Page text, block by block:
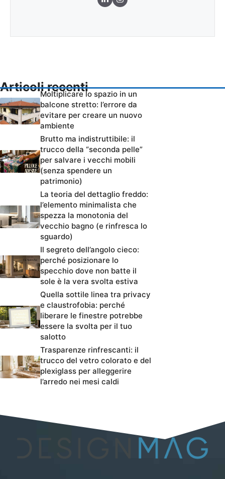
Articoli recenti
Moltiplicare lo spazio in un
balcone stretto: l’errore da
evitare per creare un nuovo
ambiente
Brutto ma indistruttibile: il
trucco della “seconda pelle”
per salvare i vecchi mobili
(senza spendere un
patrimonio)
La teoria del dettaglio freddo:
l’elemento minimalista che
spezza la monotonia del
vecchio bagno (e rinfresca lo
sguardo)
Il segreto dell’angolo cieco:
perché posizionare lo
specchio dove non batte il
sole è la vera svolta estiva
Quella sottile linea tra privacy
e claustrofobia: perché
liberare le finestre potrebbe
essere la svolta per il tuo
salotto
Trasparenze rinfrescanti: il
trucco del vetro colorato e del
plexiglass per alleggerire
l’arredo nei mesi caldi